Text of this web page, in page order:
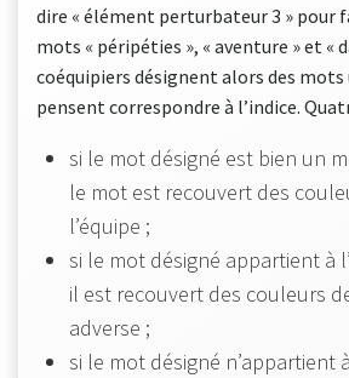
dire « élément perturbateur 3 » pour
mots « péripéties », « aventure » et «
coéquipiers désignent alors des mots
pensent correspondre à l’indice.
si le mot désigné est bien un
le mot est recouvert des
l’équipe ;
si le mot désigné appartient à
il est recouvert des couleurs
adverse ;
si le mot désigné n’appartient